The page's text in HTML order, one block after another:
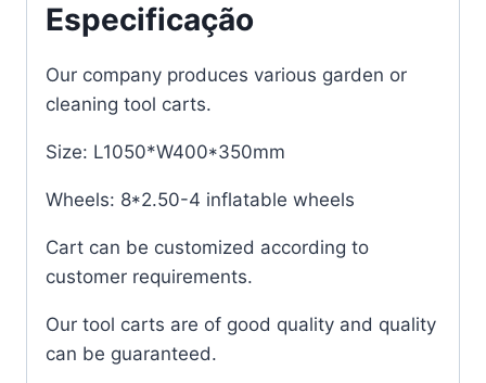
Especificação
Our company produces various garden or
cleaning tool carts.
Size: L1050*W400*350mm
Wheels: 8*2.50-4 inflatable wheels
Cart can be customized according to
customer requirements.
Our tool carts are of good quality and quality
can be guaranteed.